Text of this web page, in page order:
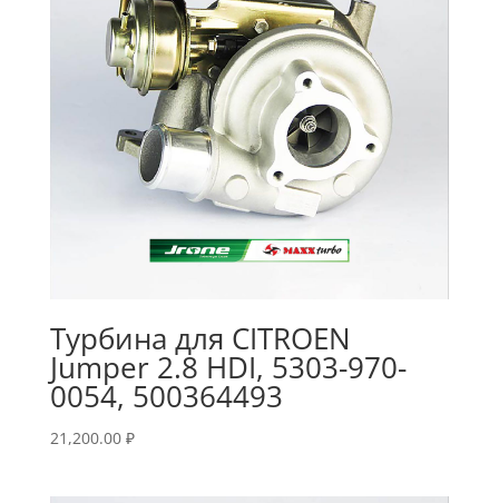
Турбина для CITROEN
Jumper 2.8 HDI, 5303-970-
0054, 500364493
21,200.00 ₽